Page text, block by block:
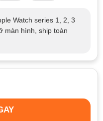
Watch series 1, 2, 3
màn hình, ship toàn